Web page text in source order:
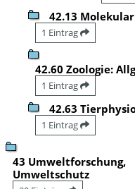
42.13
1 Eintrag
42.60 Zoologie:
1 Eintrag
42.63
1 Eintrag
43 Umweltforschung,
Umweltschutz